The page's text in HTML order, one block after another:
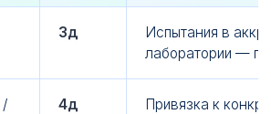
3д
Испытания в
лаборатории —
/
4д Привязка к